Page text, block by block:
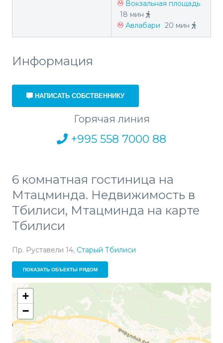
Вокзальная площадь
18 мин
Авлабари 20 мин
Информация
НАПИСАТЬ СОБСТВЕННИКУ
Горячая линия
+995 558 7000 88
6 комнатная гостиница на
Мтацминда. Недвижимость в
Тбилиси, Мтацминда на карте
Тбилиси
Пр. Руставели 14, Старый Тбилиси
ПОКАЗАТЬ ОБЪЕКТЫ РЯДОМ
+
−